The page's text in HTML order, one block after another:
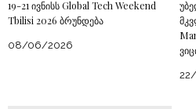
19-21 ივნისს Global Tech Weekend
Tbilisi 2026 ბრუნდება
08/06/2026